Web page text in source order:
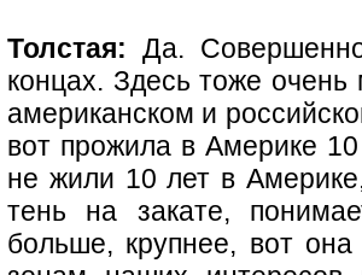
Толстая: Да.
концах. Здесь тоже
американском и
вот прожила в Америке
не жили 10 лет в
тень на закате,
больше, крупнее, вот